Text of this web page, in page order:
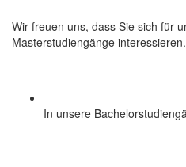
Wir freuen uns, dass Sie sich für
Masterstudiengänge interessieren.
In unsere